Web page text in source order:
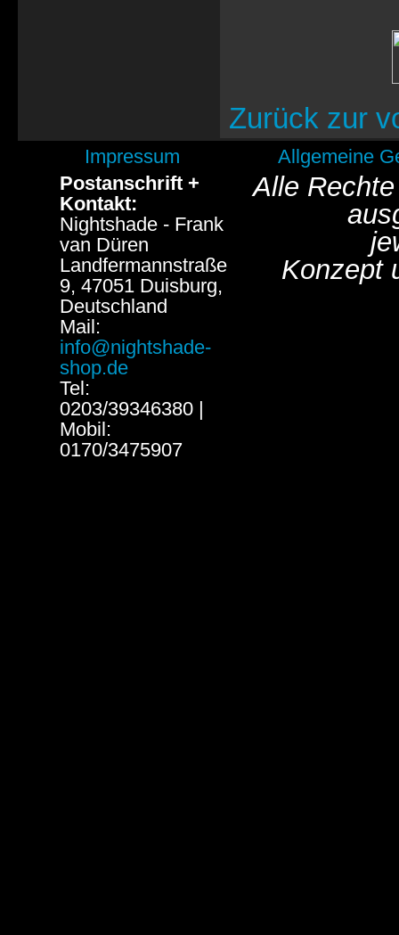
Zurück zur
Impressum
Allgemeine
Postanschrift +
Kontakt:
Nightshade - Frank
van Düren
Landfermannstraße
9, 47051 Duisburg,
Deutschland
Mail:
info@nightshade-
shop.de
Tel:
0203/39346380 |
Mobil:
0170/3475907
Alle
Konzept